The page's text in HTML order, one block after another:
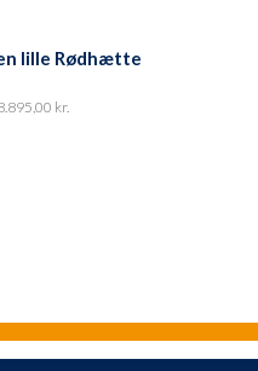
lille Rødhætte
kr.